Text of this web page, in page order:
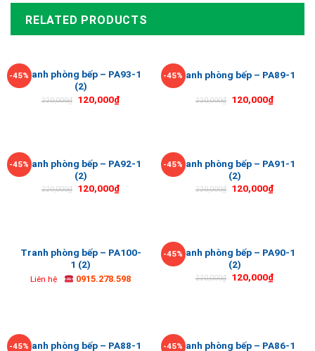
RELATED PRODUCTS
-45%Tranh phòng bếp – PA93-1
(2)
220,000₫ 120,000₫
-45%Tranh phòng bếp – PA89-1
220,000₫ 120,000₫
-45%Tranh phòng bếp – PA92-1
(2)
220,000₫ 120,000₫
-45%Tranh phòng bếp – PA91-1
(2)
220,000₫ 120,000₫
Tranh phòng bếp – PA100-
1 (2)
Liên hệ 0915.278.598
-45%Tranh phòng bếp – PA90-1
(2)
220,000₫ 120,000₫
-45%Tranh phòng bếp – PA88-1 -45%Tranh phòng bếp – PA86-1